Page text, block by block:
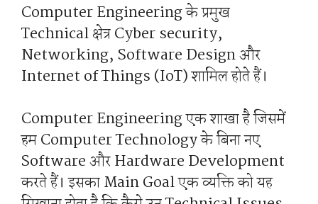
Computer Engineering के प्रमुख
Technical क्षेत्र Cyber ​​security,
Networking, Software Design और
Internet of Things (IoT) शामिल होते हैं।
Computer Engineering एक शाखा है जिसमें
हम Computer Technology के बिना नए
Software और Hardware Development
करते हैं। इसका Main Goal एक व्यक्ति को यह